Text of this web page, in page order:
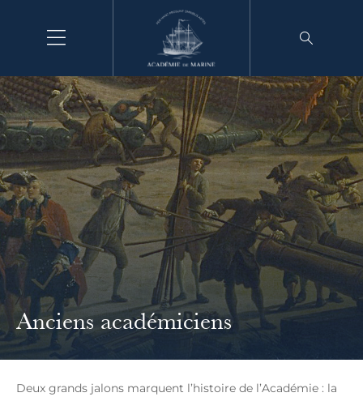
Aller
au
contenu
Anciens académiciens
Deux grands jalons marquent l’histoire de l’Académie : la